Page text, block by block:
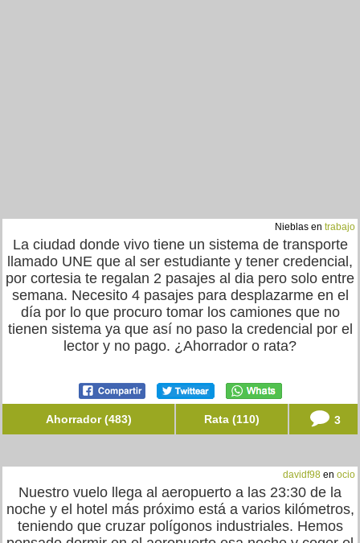
Nieblas en trabajo
La ciudad donde vivo tiene un sistema de transporte
llamado UNE que al ser estudiante y tener credencial,
por cortesia te regalan 2 pasajes al dia pero solo entre
semana. Necesito 4 pasajes para desplazarme en el
día por lo que procuro tomar los camiones que no
tienen sistema ya que así no paso la credencial por el
lector y no pago. ¿Ahorrador o rata?
Ahorrador (483) Rata (110) 3
davidf98 en ocio
Nuestro vuelo llega al aeropuerto a las 23:30 de la
noche y el hotel más próximo está a varios kilómetros,
teniendo que cruzar polígonos industriales. Hemos